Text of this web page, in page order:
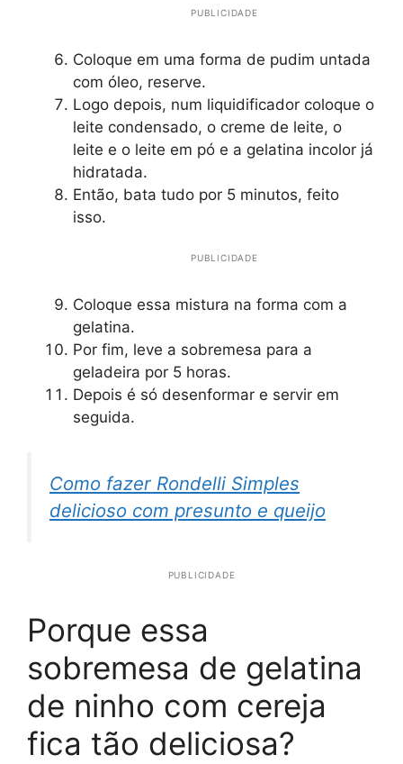
PUBLICIDADE
Coloque em uma forma de pudim untada
com óleo, reserve.
Logo depois, num liquidificador coloque o
leite condensado, o creme de leite, o
leite e o leite em pó e a gelatina incolor já
hidratada.
Então, bata tudo por 5 minutos, feito
isso.
PUBLICIDADE
Coloque essa mistura na forma com a
gelatina.
Por fim, leve a sobremesa para a
geladeira por 5 horas.
Depois é só desenformar e servir em
seguida.
Como fazer Rondelli Simples
delicioso com presunto e queijo
PUBLICIDADE
Porque essa
sobremesa de gelatina
de ninho com cereja
fica tão deliciosa?